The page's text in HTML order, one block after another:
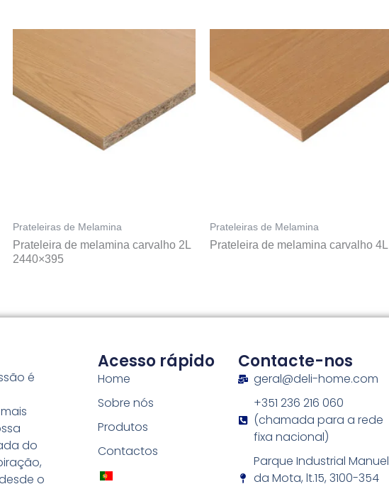
Prateleiras de Melamina
Prateleira de melamina carvalho 2L
2440×395
Prateleiras de Melamina
Prateleira de melamina carvalho 4L
é
do
o
Acesso rápido
Home
Sobre nós
Produtos
Contactos
Contacte-nos
geral@deli-home.com
+351 236 216 060
(chamada para a rede
fixa nacional)
Parque Industrial Manuel
da Mota, lt.15, 3100-354